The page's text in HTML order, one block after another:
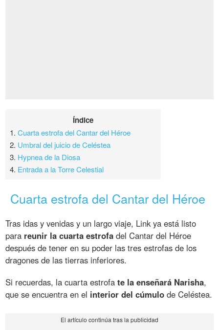
Índice
1.Cuarta estrofa del Cantar del Héroe
2. Umbral del juicio de Celéstea
3. Hypnea de la Diosa
4. Entrada a la Torre Celestial
Cuarta estrofa del Cantar del Héroe
Tras idas y venidas y un largo viaje, Link ya está listo
para reunir la cuarta estrofa del Cantar del Héroe
después de tener en su poder las tres estrofas de los
dragones de las tierras inferiores.
Si recuerdas, la cuarta estrofate la enseñará Narisha,
que se encuentra en el interior del cúmulo de Celéstea.